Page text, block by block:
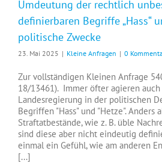
Umdeutung der rechtlich
definierbaren Begriffe „Hass“
politische Zwecke
23. Mai 2025 | Kleine Anfragen | 0
Zur vollständigen Kleinen Anfrage
18/13461). Immer öfter agieren
Landesregierung in der politischen
Begriffen "Hass" und "Hetze". Anders
Straftatbestände, wie z. B. üble
sind diese aber nicht eindeutig
einmal ein Gefühl, wie am anderen
[...]